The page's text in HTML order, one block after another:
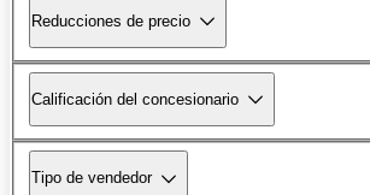
Reducciones de precio
Calificación del concesionario
Tipo de vendedor